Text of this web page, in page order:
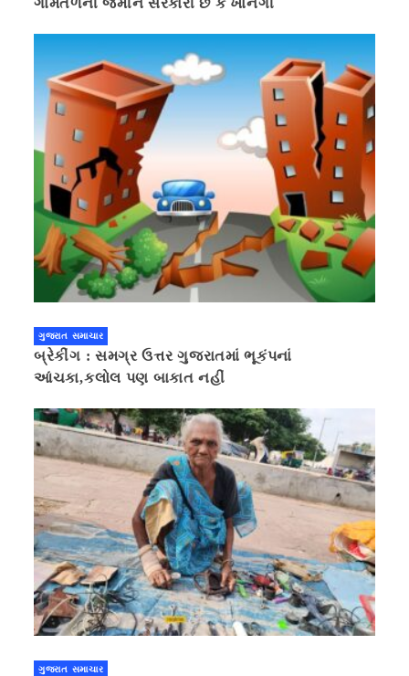
ગુજરાત સમાચાર
બ્રેકીંગ : સમગ્ર ઉત્તર ગુજરાતમાં ભૂકંપનાં
આંચકા,કલોલ પણ બાકાત નહીં
ગુજરાત સમાચાર